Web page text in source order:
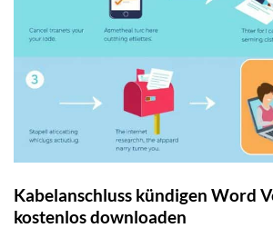
Kabelanschluss kündigen Word
kostenlos downloaden